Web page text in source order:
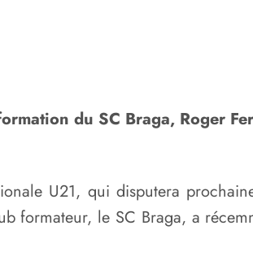
du SC Braga, Roger
U21, qui disputera
formateur, le SC Braga, a